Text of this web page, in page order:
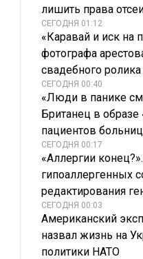
лишить права
СЕГОДНЯ 01:12
«Каравай и иск на
фотографа
свадебного ролика
СЕГОДНЯ 00:40
«Люди в панике
Британец в
пациентов
СЕГОДНЯ 00:17
«Аллергии
гипоаллергенных
редактирования
СЕГОДНЯ 00:03
Американский
назвал жизнь на
политики НАТО